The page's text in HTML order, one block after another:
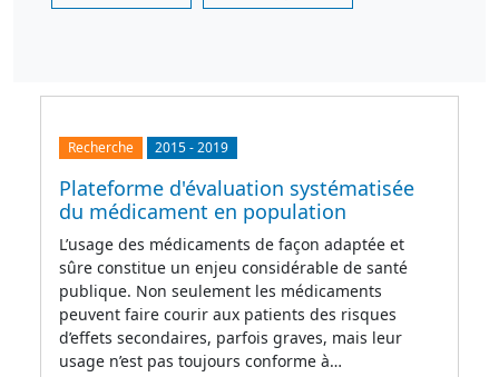
Recherche 2015-2019
Plateforme d'évaluation systématisée
du médicament en population
L’usage des médicaments de façon adaptée et
sûre constitue un enjeu considérable de santé
publique. Non seulement les médicaments
peuvent faire courir aux patients des risques
d’effets secondaires, parfois graves, mais leur
usage n’est pas toujours conforme à…